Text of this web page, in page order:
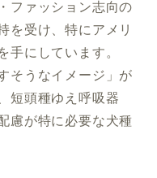
ファッション志向の
を受け、特にアメリ
手にしています。
そうなイメージ」が
短頭種ゆえ呼吸器
慮が特に必要な犬種